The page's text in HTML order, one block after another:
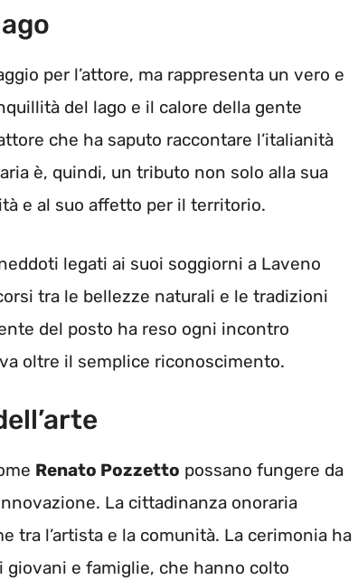
per l’attore, ma rappresenta un vero e
del lago e il calore della gente
che ha saputo raccontare l’italianità
è, quindi, un tributo non solo alla sua
e al suo affetto per il territorio.
legati ai suoi soggiorni a Laveno
tra le bellezze naturali e le tradizioni
del posto ha reso ogni incontro
oltre il semplice riconoscimento.
Renato Pozzetto possano fungere da
La cittadinanza onoraria
tra l’artista e la comunità. La cerimonia ha
e famiglie, che hanno colto